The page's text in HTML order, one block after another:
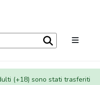
(+18) sono stati trasferiti